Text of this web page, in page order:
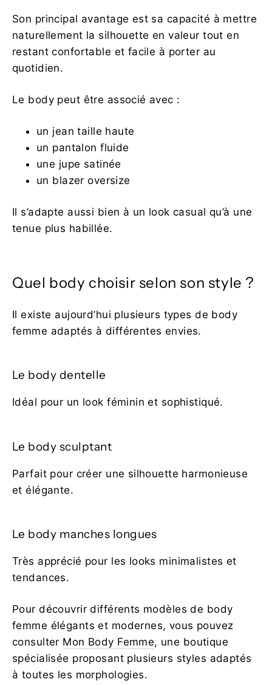
Son principal avantage est sa capacité à mettre
naturellement la silhouette en valeur tout en
restant confortable et facile à porter au
quotidien.
Le body peut être associé avec :
un jean taille haute
un pantalon fluide
une jupe satinée
un blazer oversize
Il s’adapte aussi bien à un look casual qu’à une
tenue plus habillée.
Quel body choisir selon son style ?
Il existe aujourd’hui plusieurs types de body
femme adaptés à différentes envies.
Le body dentelle
Idéal pour un look féminin et sophistiqué.
Le body sculptant
Parfait pour créer une silhouette harmonieuse
et élégante.
Le body manches longues
Très apprécié pour les looks minimalistes et
tendances.
Pour découvrir différents modèles de body
femme élégants et modernes, vous pouvez
consulter Mon Body Femme, une boutique
spécialisée proposant plusieurs styles adaptés
à toutes les morphologies.